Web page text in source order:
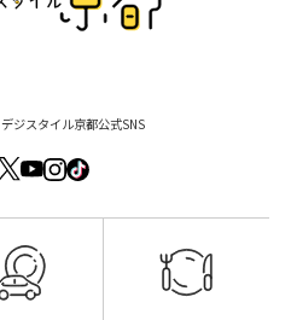
デジスタイル京都公式SNS